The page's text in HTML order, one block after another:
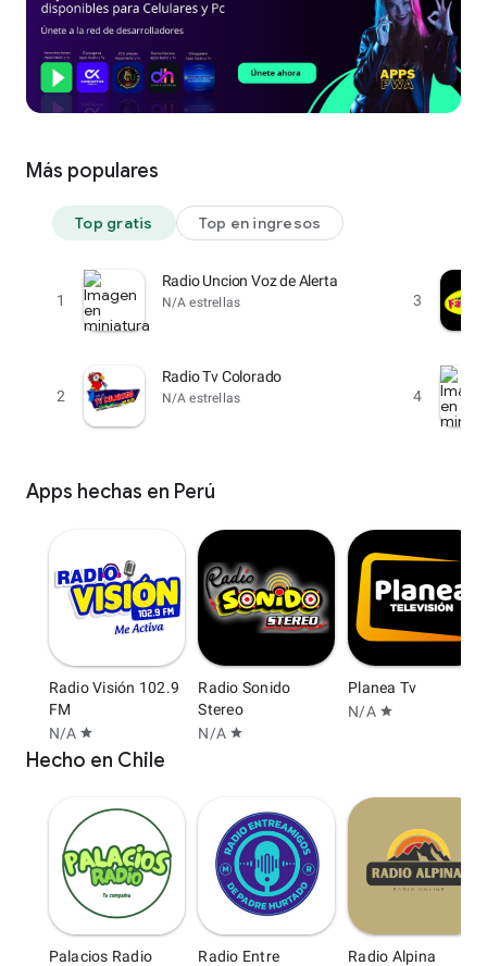
Más populares
Top gratis Top en ingresos
1
Radio Uncion Voz de Alerta
N/A estrellas
2
Radio Tv Colorado
N/A estrellas
3
4
Apps hechas en Perú
Radio Visión 102.9
FM
N/A star
Radio Sonido
Stereo
N/A star
Planea Tv
N/A star
Hecho en Chile
Palacios Radio
Radio Entre
Radio Alpina